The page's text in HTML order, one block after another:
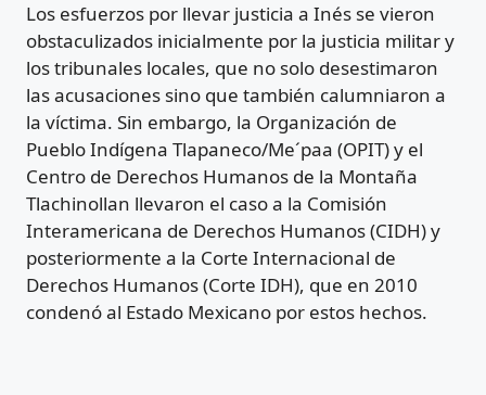
Los esfuerzos por llevar justicia a Inés se vieron
obstaculizados inicialmente por la justicia militar y
los tribunales locales, que no solo desestimaron
las acusaciones sino que también calumniaron a
la víctima. Sin embargo, la Organización de
Pueblo Indígena Tlapaneco/Me´paa (OPIT) y el
Centro de Derechos Humanos de la Montaña
Tlachinollan llevaron el caso a la Comisión
Interamericana de Derechos Humanos (CIDH) y
posteriormente a la Corte Internacional de
Derechos Humanos (Corte IDH), que en 2010
condenó al Estado Mexicano por estos hechos.